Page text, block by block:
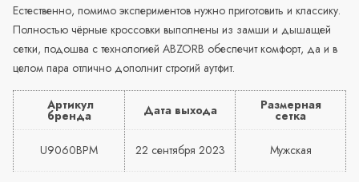
Естественно, помимо экспериментов нужно приготовить и классику.
Полностью чёрные кроссовки выполнены из замши и дышащей
сетки, подошва с технологией ABZORB обеспечит комфорт, да и в
целом пара отлично дополнит строгий аутфит.
Артикул
бренда Дата выхода Размерная
сетка
U9060BPM 22 сентября 2023 Мужская